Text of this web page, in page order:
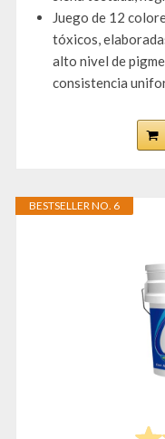
Juego de 12
tóxicos,
alto nivel de
consistencia
BESTSELLER NO. 6